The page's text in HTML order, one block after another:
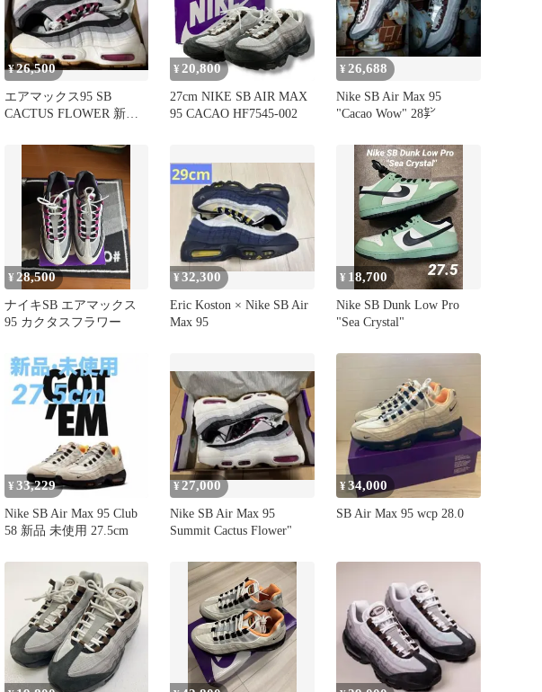
¥26,500
エアマックス95 SB
CACTUS FLOWER 新
¥ 20,800
27cm NIKE SB AIR MAX
95 CACAO HF7545-002
¥ 26,688
Nike SB Air Max 95
"Cacao Wow" 28㌢
¥ 28,500
ナイキSB エアマックス
95 カクタスフラワー
¥32,300
Eric Koston × Nike SB Air
Max 95
¥ 18,700
Nike SB Dunk Low Pro
"Sea Crystal"
¥ 33,229
Nike SB Air Max 95 Club
58 新品 未使用 27.5cm
¥27,000
Nike SB Air Max 95
Summit Cactus Flower"
¥34,000
SB Air Max 95 wcp 28.0